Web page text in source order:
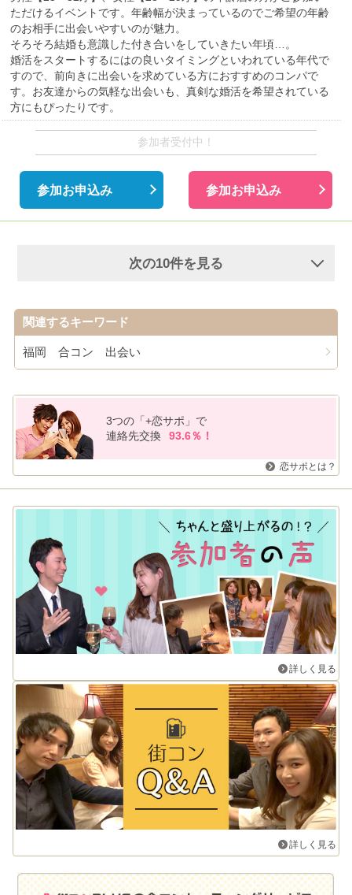
ただけるイベントです。年齢幅が決まっているのでご希望の年齢
のお相手に出会いやすいのが魅力。
そろそろ結婚も意識した付き合いをしていきたい年頃…。
婚活をスタートするにはの良いタイミングといわれている年代で
すので、前向きに出会いを求めている方におすすめのコンパで
す。お友達からの気軽な出会いも、真剣な婚活を希望されている
方にもぴったりです。
参加者受付中！
参加お申込み 参加お申込み
次の10件を見る
関連するキーワード
福岡 合コン 出会い
3つの「+恋サポ」で
連絡先交換
93.6％！
恋サポとは？
詳しく見る
詳しく見る